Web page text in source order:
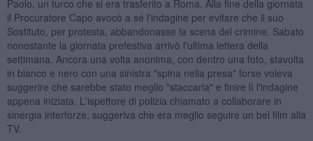
Paolo, un turco che si era trasferito a Roma. Alla fine della giornata
il Procuratore Capo avocò a sé l'indagine per evitare che il suo
Sostituto, per protesta, abbandonasse la scena del crimine. Sabato
nonostante la giornata prefestiva arrivò l'ultima lettera della
settimana. Ancora una volta anonima, con dentro una foto, stavolta
in bianco e nero con una sinistra "spina nella presa" forse voleva
suggerire che sarebbe stato meglio "staccarla" e finire lì l'indagine
appena iniziata. L'ispettore di polizia chiamato a collaborare in
sinergia interforze, suggeriva che era meglio seguire un bel film alla
TV.